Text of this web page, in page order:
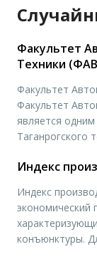
100, компания
Факультет
Техники
Факультет
Факультет
является
Таганрогского
декан – доктор
наук (РАИН),
(МАИ), член-
РФ (АЕН РФ) и
Индекс
Индекс
экономический
конъюнктуры.